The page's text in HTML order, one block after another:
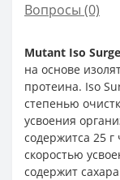
Вопросы (0)
Mutant Iso Surge
на основе
протеина. Iso
степенью
усвоения
содержитca 25 г
скоростью
содержит